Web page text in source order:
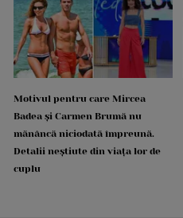
Motivul pentru care Mircea
Badea și Carmen Brumă nu
mănâncă niciodată împreună.
Detalii neștiute din viața lor de
cuplu